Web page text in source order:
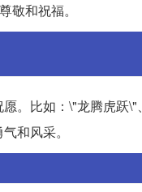
敬和祝福。
。比如：\"龙腾虎跃
和风采。